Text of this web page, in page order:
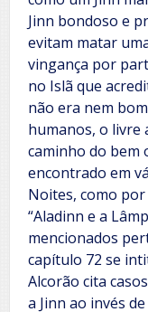
Jinn bondoso e
evitam matar
vingança por
no Islã que
não era nem
humanos, o
caminho do bem
encontrado em
Noites, como por
“Aladinn e a
mencionados
capítulo 72 se
Alcorão cita
a Jinn ao invés